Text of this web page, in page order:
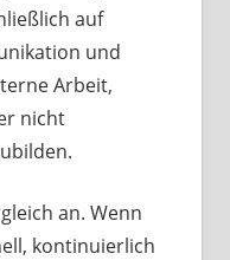
auf
und
Arbeit,
nicht
an. Wenn
kontinuierlich